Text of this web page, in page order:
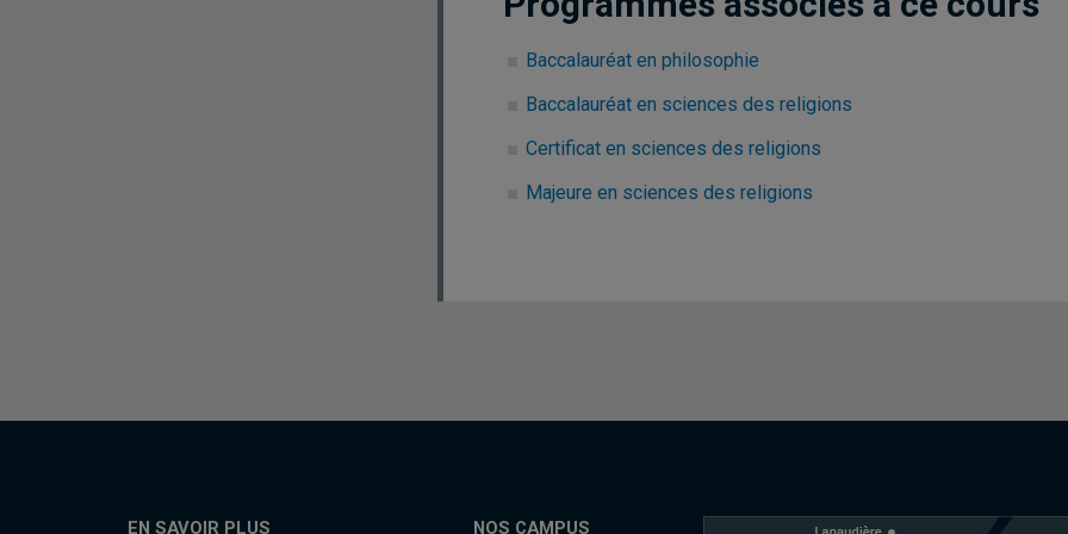
Baccalauréat en philosophie
Baccalauréat en sciences des religions
Certificat en sciences des religions
Majeure en sciences des religions
EN SAVOIR PLUS NOS CAMPUS